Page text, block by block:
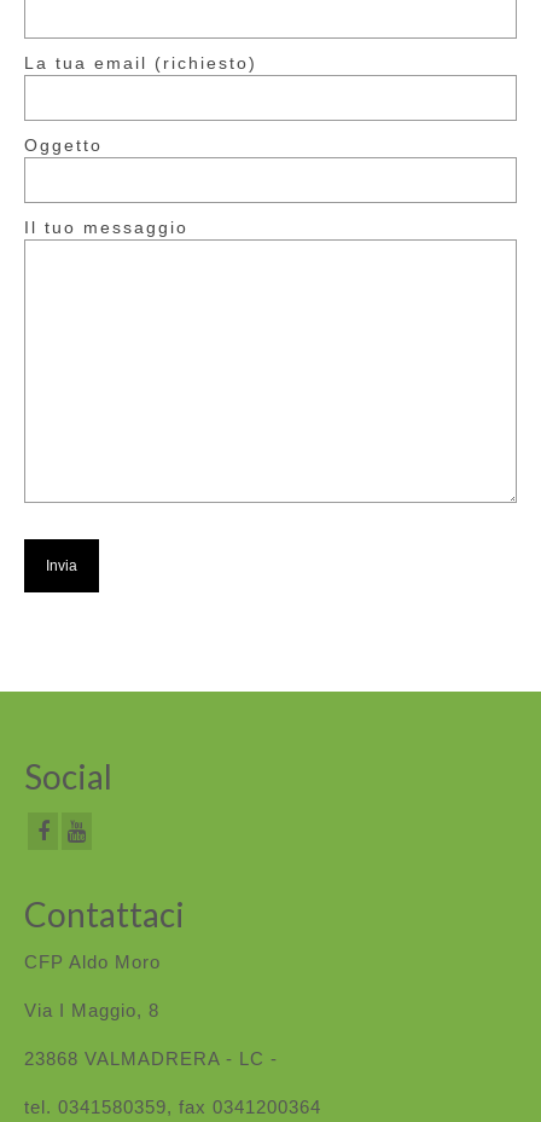
La tua email (richiesto)
Oggetto
Il tuo messaggio
Social
Contattaci
CFP Aldo Moro
Via I Maggio, 8
23868 VALMADRERA - LC -
tel. 0341580359, fax 0341200364